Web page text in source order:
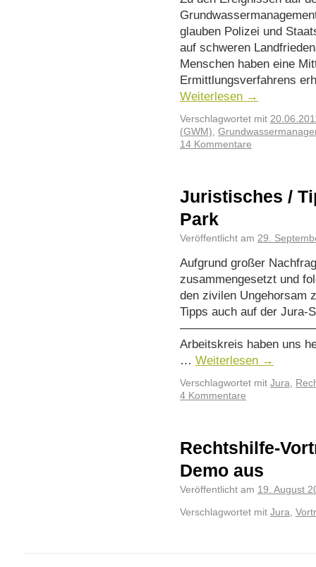
glauben Polizei und
auf schweren
Menschen haben eine
Ermittlungsverfahrens
Weiterlesen →
Verschlagwortet mit
(GWM),
14 Kommentare
Juristisches /
Park
Veröffentlicht am 29.
Aufgrund großer
zusammengesetzt und
den zivilen Ungehorsam
Tipps auch auf der Jura-
Arbeitskreis haben uns
… Weiterlesen →
Verschlagwortet mit Jura,
4 Kommentare
Rechtshilfe-
Demo aus
Veröffentlicht am 19. August
Verschlagwortet mit Jura,